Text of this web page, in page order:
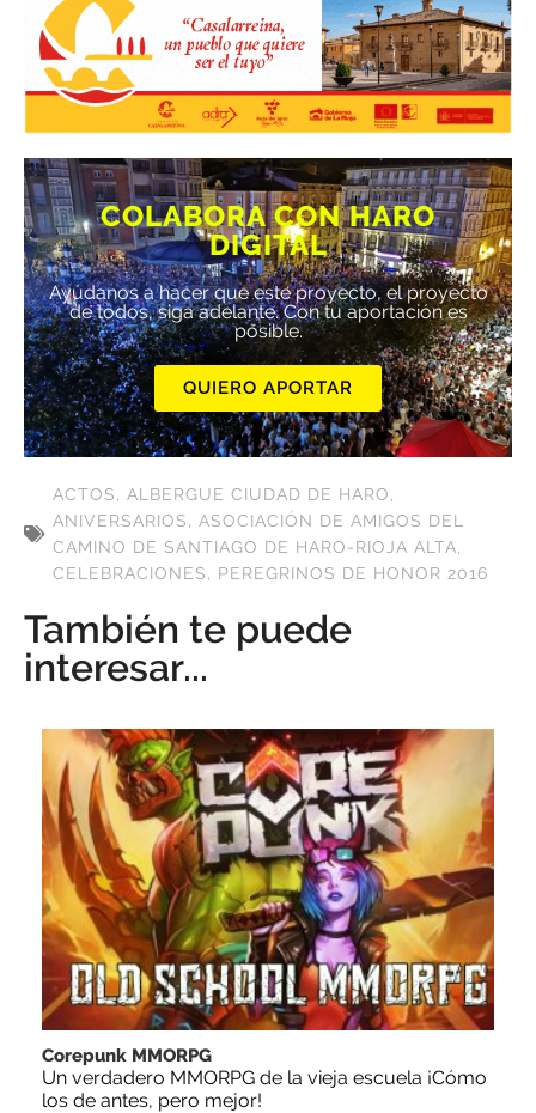
COLABORA CON HARO
DIGITAL
Ayúdanos a hacer que este proyecto, el proyecto
de todos, siga adelante. Con tu aportación es
posible.
QUIERO APORTAR
ACTOS, ALBERGUE CIUDAD DE HARO,
ANIVERSARIOS, ASOCIACIÓN DE AMIGOS DEL
CAMINO DE SANTIAGO DE HARO-RIOJA ALTA,
CELEBRACIONES, PEREGRINOS DE HONOR 2016
También te puede
interesar...
Corepunk MMORPG
Un verdadero MMORPG de la vieja escuela ¡Cómo
los de antes, pero mejor!